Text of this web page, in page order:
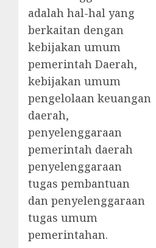
adalah hal-hal yang
berkaitan dengan
kebijakan umum
pemerintah Daerah,
kebijakan umum
pengelolaan keuangan
daerah,
penyelenggaraan
pemerintah daerah
penyelenggaraan
tugas pembantuan
dan penyelenggaraan
tugas umum
pemerintahan.